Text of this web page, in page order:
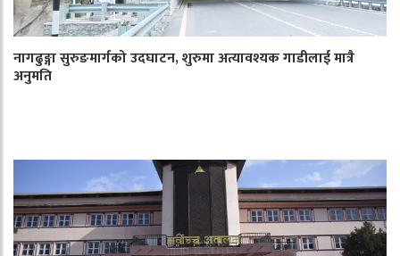
नागढुङ्गा सुरुङमार्गको उदघाटन, शुरुमा अत्यावश्यक गाडीलाई मात्रै
अनुमति